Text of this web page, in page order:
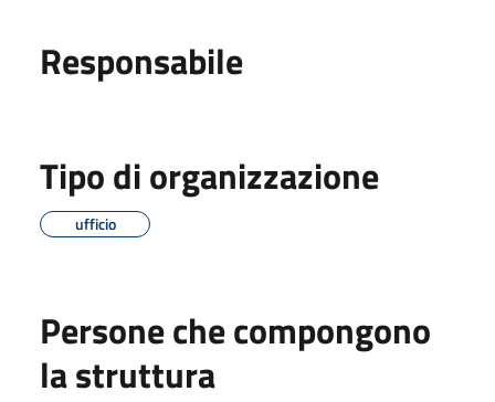
Responsabile
Tipo di organizzazione
ufficio
Persone che compongono
la struttura